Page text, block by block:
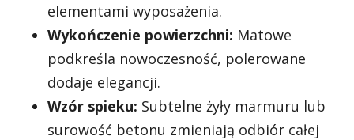
elementami wyposażenia.
Wykończenie powierzchni: Matowe
podkreśla nowoczesność, polerowane
dodaje elegancji.
Wzór spieku: Subtelne żyły marmuru lub
surowość betonu zmieniają odbiór całej